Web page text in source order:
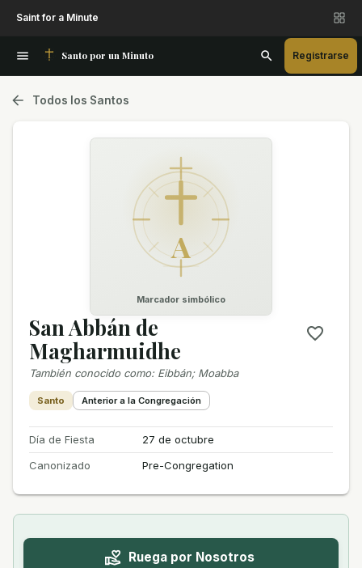
Saint for a Minute
Santo por un Minuto Registrarse
Todos los Santos
A
Marcador simbólico
San Abbán de
Magharmuidhe
También conocido como: Eibbán; Moabba
Santo Anterior a la Congregación
Día de Fiesta
27 de octubre
Canonizado
Pre-Congregation
Ruega por Nosotros